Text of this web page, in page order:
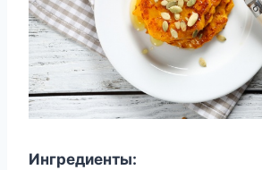
Ингредиенты: